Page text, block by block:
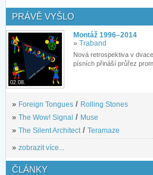
PRÁVĚ VYŠLO
02.08.
Montáž 1996–2014
» Traband
Nová retrospektiva v
písních přináší průřez
» Foreign Tongues / Rolling Stones
» The Wow! Signal / Muse
» The Silent Architect/ Teramaze
» zobrazit více...
ČLÁNKY